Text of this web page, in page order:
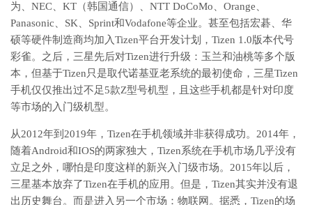
为、NEC、KT（韩国通信）、NTT DoCoMo、Orange、
Panasonic、SK、Sprint和Vodafone等企业。甚至包括宏碁、华
硕等硬件制造商均加入Tizen平台开发计划，Tizen 1.0版本代号
彩雀。之后，三星先后对Tizen进行升级：玉兰和油桃等多个版
本，但基于Tizen只是取代诺基亚老系统的最初使命，三星Tizen
手机仅仅推出过不足5款Z型号机型，且这些手机都是针对印度
等市场的入门级机型。
从2012年到2019年，Tizen在手机领域并非获得成功。2014年，
随着Android和IOS的两家独大，Tizen系统在手机市场几乎没有
立足之外，哪怕是印度这样的新兴入门级市场。2015年以后，
三星基本放弃了Tizen在手机的应用。但是，Tizen其实并没有退
出历史舞台。而是进入另一个市场：物联网。据悉，Tizen的场